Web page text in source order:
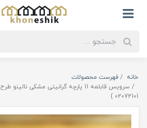
خانه
فهرست محصولات
02072101 )